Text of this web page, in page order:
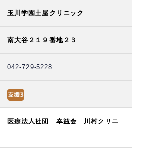
玉川学園土屋クリニック
南大谷２１９番地２３
042-729-5228
医療法人社団 幸益会 川村クリニ